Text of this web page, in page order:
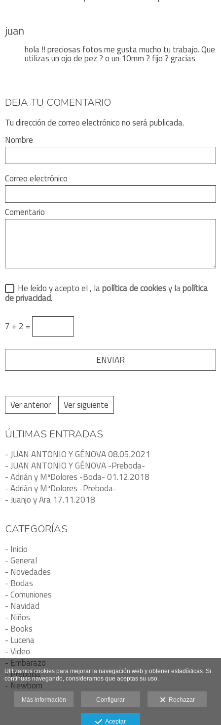
juan
hola !! preciosas fotos me gusta mucho tu trabajo. Que
utilizas un ojo de pez ? o un 10mm ? fijo ? gracias
DEJA TU COMENTARIO
Tu dirección de correo electrónico no será publicada.
Nombre
Correo electrónico
Comentario
He leído y acepto el, lapolítica de cookiesy lapolítica
de privacidad.
7 + 2 =
Ver anterior Ver siguiente
ÚLTIMAS ENTRADAS
- JUAN ANTONIO Y GÉNOVA 08.05.2021
- JUAN ANTONIO Y GÉNOVA -Preboda-
- Adrián y MªDolores -Boda- 01.12.2018
- Adrián y MªDolores -Preboda-
- Juanjo y Ara 17.11.2018
CATEGORÍAS
- Inicio
- General
- Novedades
- Bodas
- Comuniones
- Navidad
- Niños
- Books
- Lucena
- Video
- Embarazo
- Preboda
- Newborn
Utilizamos cookies para mejorar la navegación web y obtener estadísticas. Si
continuas navegando, consideramos que aceptas su uso.
Más información Configurar Rechazar
Aceptar